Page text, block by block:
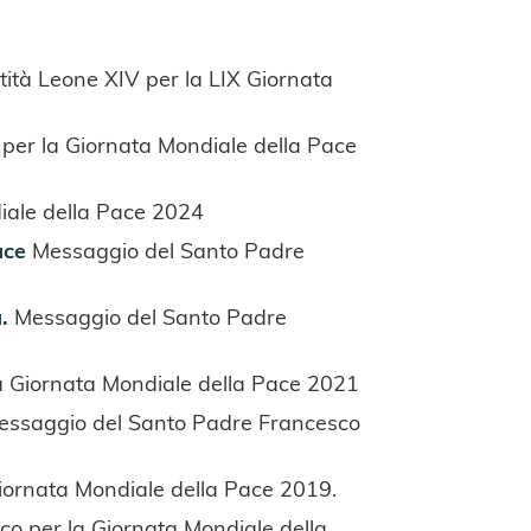
Leone XIV per la LIX Giornata
la Giornata Mondiale della Pace
della Pace 2024
Messaggio del Santo Padre
Messaggio del Santo Padre
Mondiale della Pace 2021
del Santo Padre Francesco
Mondiale della Pace 2019.